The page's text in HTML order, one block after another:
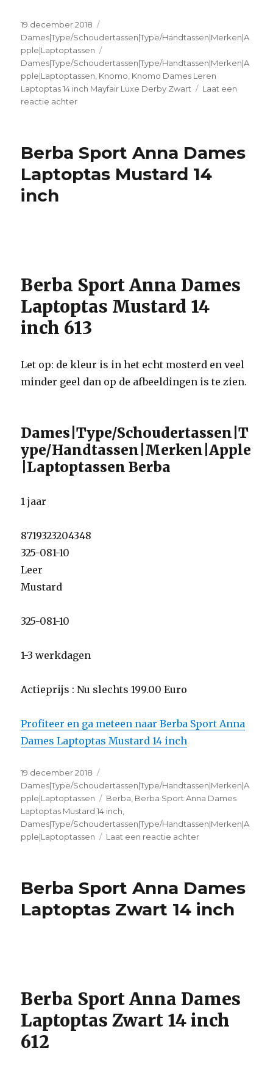
Geplaatst
op
19 december 2018
Dames|Type/Schoudertassen|Type/Handtassen|Merken|A
pple|Laptoptassen
Dames|Type/Schoudertassen|Type/Handtassen|Merken|A
pple|Laptoptassen, Knomo, Knomo Dames Leren
Laptoptas 14 inch Mayfair Luxe Derby Zwart
Laat een
reactie achter
Laptoptas
inch
Berba Sport Anna Dames
Laptoptas Mustard 14
inch
Berba Sport Anna Dames
Laptoptas Mustard 14
inch 613
Let op: de kleur is in het echt mosterd en veel
minder geel dan op de afbeeldingen is te zien.
Dames|Type/Schoudertassen|T
ype/Handtassen|Merken|Apple
|Laptoptassen Berba
1 jaar
8719323204348
325-081-10
Leer
Mustard
325-081-10
1-3 werkdagen
Actieprijs : Nu slechts 199.00 Euro
Profiteer en ga meteen naar Berba Sport Anna
Dames Laptoptas Mustard 14 inch
Geplaatst
op
19 december 2018
Dames|Type/Schoudertassen|Type/Handtassen|Merken|A
pple|Laptoptassen
Tags
Berba, Berba Sport Anna Dames
Laptoptas Mustard 14 inch,
Dames|Type/Schoudertassen|Type/Handtassen|Merken|A
pple|Laptoptassen
Laat een reactie achter
Dames
Laptoptas
Mustard
Berba Sport Anna Dames
Laptoptas Zwart 14 inch
Berba Sport Anna Dames
Laptoptas Zwart 14 inch
612